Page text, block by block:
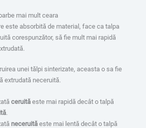
mai mult ceara
este absorbită de material, face ca talpa
corespunzător, să fie mult mai rapidă
unei tălpi sinterizate, aceasta o sa fie
extrudată neceruită.
ceruită este mai rapidă decât o talpă
.
neceruită este mai lentă decât o talpă